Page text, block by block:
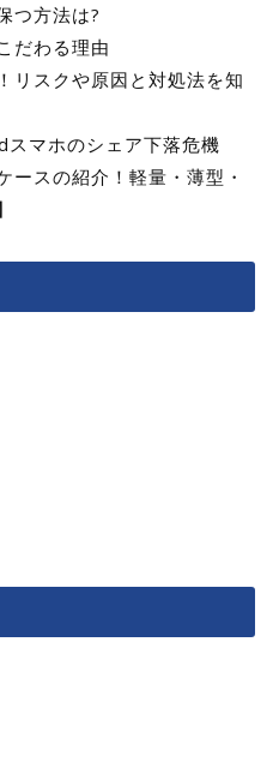
つ方法は?
だわる理由
リスクや原因と対処法を知
マホのシェア下落危機
ースの紹介！軽量・薄型・